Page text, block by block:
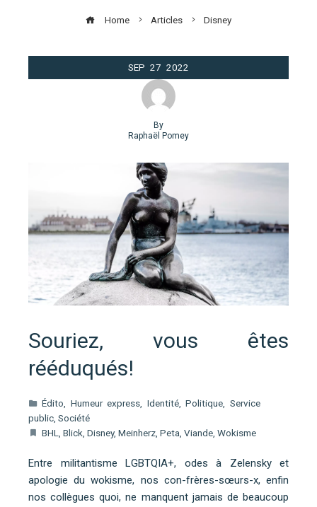
Home Articles Disney
SEP 27 2022
By
Raphaël Pomey
Souriez, vous êtes
rééduqués!
Édito, Humeur express, Identité,Politique,Service
public, Société
BHL, Blick, Disney, Meinherz, Peta, Viande, Wokisme
Entre militantisme LGBTQIA+, odes à Zelensky et
apologie du wokisme, nos con-frères-sœurs-x, enfin
nos collègues quoi, ne manquent jamais de beaucoup